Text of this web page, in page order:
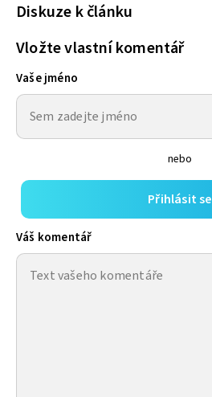
Diskuze k článku
Vložte vlastní komentář
Vaše jméno
nebo
Přihlásit se
Váš komentář